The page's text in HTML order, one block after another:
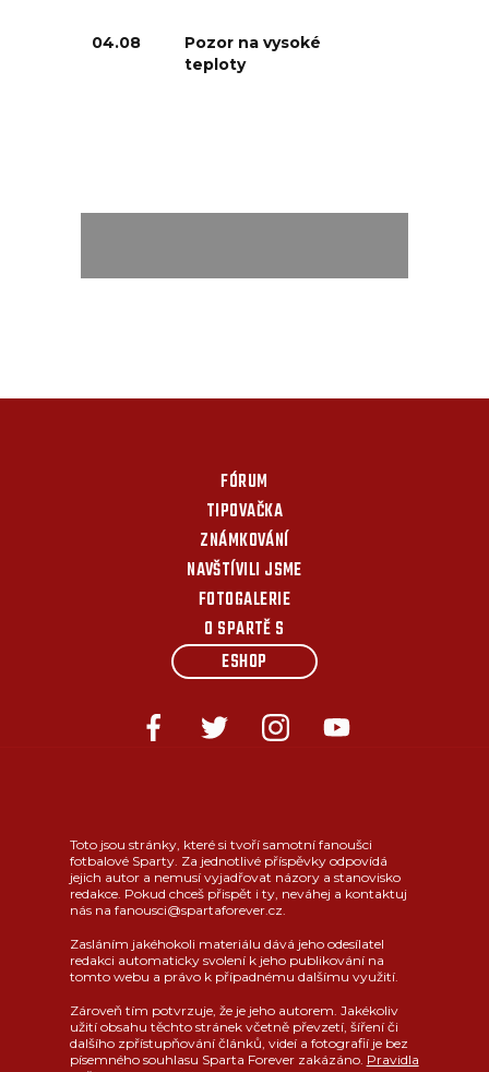
04.08
Pozor na vysoké
teploty
FÓRUM
TIPOVAČKA
ZNÁMKOVÁNÍ
NAVŠTÍVILI JSME
FOTOGALERIE
O SPARTĚ S
ESHOP
Toto jsou stránky, které si tvoří samotní fanoušci
fotbalové Sparty. Za jednotlivé příspěvky odpovídá
jejich autor a nemusí vyjadřovat názory a stanovisko
redakce. Pokud chceš přispět i ty, neváhej a kontaktuj
nás na fanousci@spartaforever.cz.
Zasláním jakéhokoli materiálu dává jeho odesílatel
redakci automaticky svolení k jeho publikování na
tomto webu a právo k případnému dalšímu využití.
Zároveň tím potvrzuje, že je jeho autorem. Jakékoliv
užití obsahu těchto stránek včetně převzetí, šíření či
dalšího zpřístupňování článků, videí a fotografií je bez
písemného souhlasu Sparta Forever zakázáno. Pravidla